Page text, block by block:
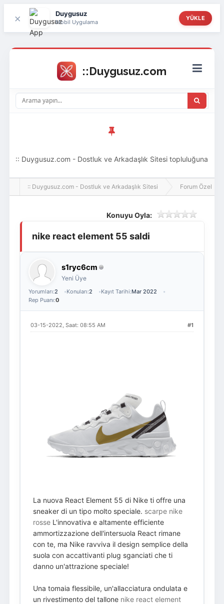
× Duygusuz
Mobil Uygulama
YÜKLE
Giriş Yap
:: Duygusuz.com - Dostluk ve Arkadaşlık Sitesi topluluğuna
hoş geldin ziyaretçi! Aramıza katılmak istersen kayıt
:: Duygusuz.com - Dostluk ve Arkadaşlık Sitesi Forum Özel
Konuyu Oyla:
nike react element 55 saldi
s1ryc6cm
Yeni Üye
Yorumları:2 Konuları:2 Kayıt Tarihi:Mar 2022
Rep Puanı:0
#1
03-15-2022, Saat: 08:55 AM
La nuova React Element 55 di Nike ti offre una
sneaker di un tipo molto speciale. scarpe nike
rosseL'innovativa e altamente efficiente
ammortizzazione dell'intersuola React rimane
con te, ma Nike ravviva il design semplice della
suola con accattivanti plug sganciati che ti
danno un'attrazione speciale!
Una tomaia flessibile, un'allacciatura ondulata e
un rivestimento del tallone nike react element